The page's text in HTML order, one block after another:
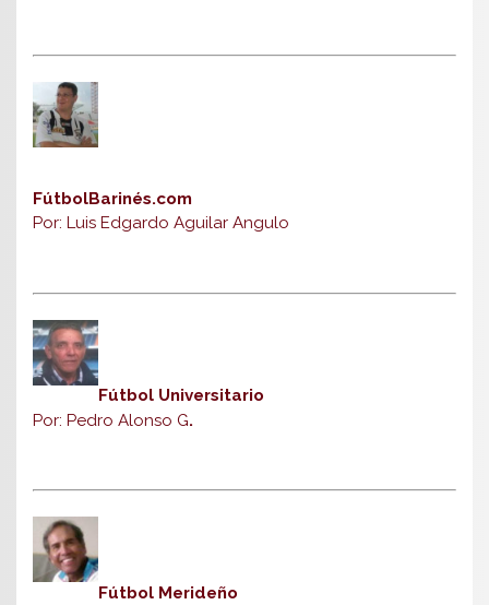
FútbolBarinés.com
Por: Luis Edgardo Aguilar Angulo
Fútbol Universitario
Por: Pedro Alonso G.
Fútbol Merideño